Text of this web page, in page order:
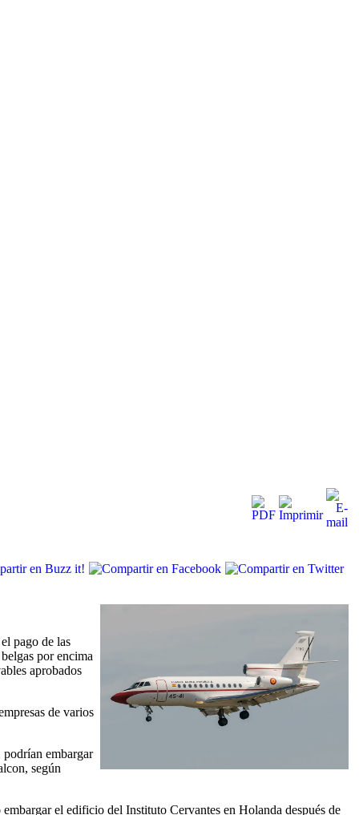
pago de las
por encima
aprobados
de varios
embargar
según
el edificio del Instituto Cervantes en Holanda después de